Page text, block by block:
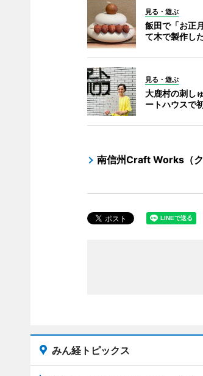
見る・遊ぶ
飯田で「お正
て木で製作し
見る・遊ぶ
大鹿村の刺し
ートハウスで
南信州Craft Works（ク
みん経トピックス